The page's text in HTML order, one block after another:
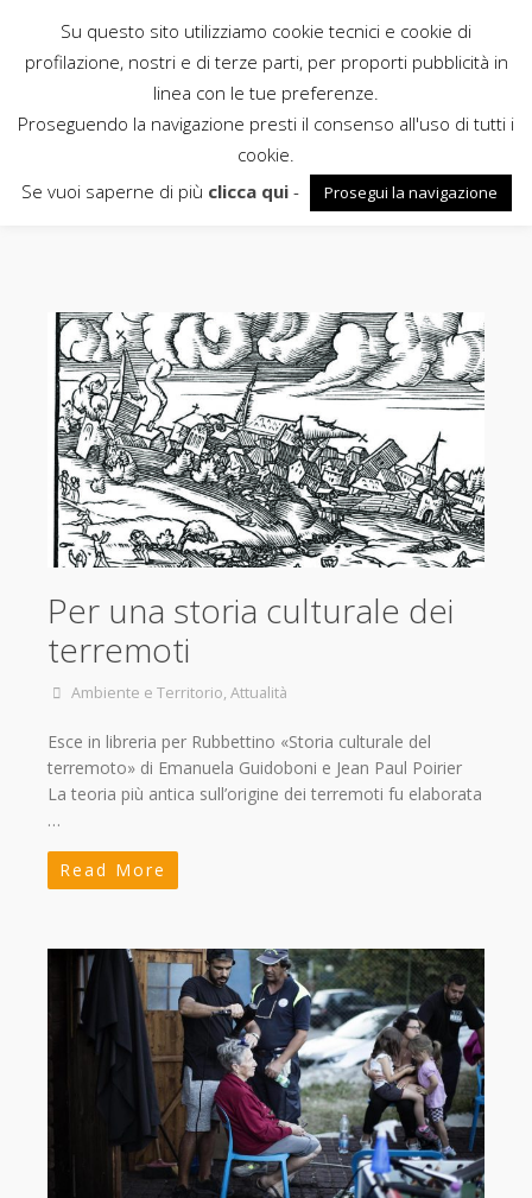
Rubbettino
terremoto
Per una storia culturale dei
terremoti
Ambiente e Territorio, Attualità
Esce in libreria per Rubbettino «Storia culturale del
terremoto» di Emanuela Guidoboni e Jean Paul Poirier
La teoria più antica sull’origine dei terremoti fu elaborata
…
Read More
Su questo sito utilizziamo cookie tecnici e cookie di
profilazione, nostri e di terze parti, per proporti pubblicità in
linea con le tue preferenze.
Proseguendo la navigazione presti il consenso all'uso di tutti i
cookie.
Se vuoi saperne di più clicca qui- Prosegui la navigazione